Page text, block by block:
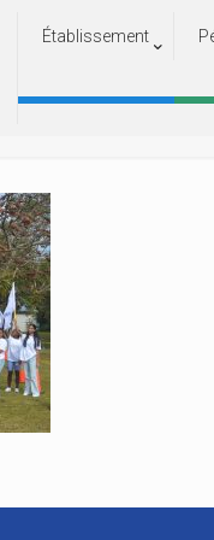
Établissement